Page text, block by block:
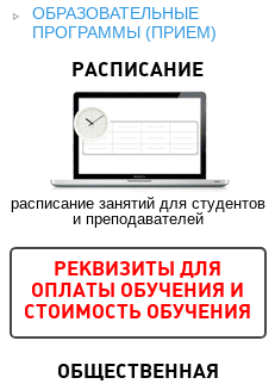
ОБРАЗОВАТЕЛЬНЫЕ
ПРОГРАММЫ (ПРИЕМ)
РАСПИСАНИЕ
расписание занятий для студентов
и преподавателей
РЕКВИЗИТЫ ДЛЯ
ОПЛАТЫ ОБУЧЕНИЯ И
СТОИМОСТЬ ОБУЧЕНИЯ
ОБЩЕСТВЕННАЯ